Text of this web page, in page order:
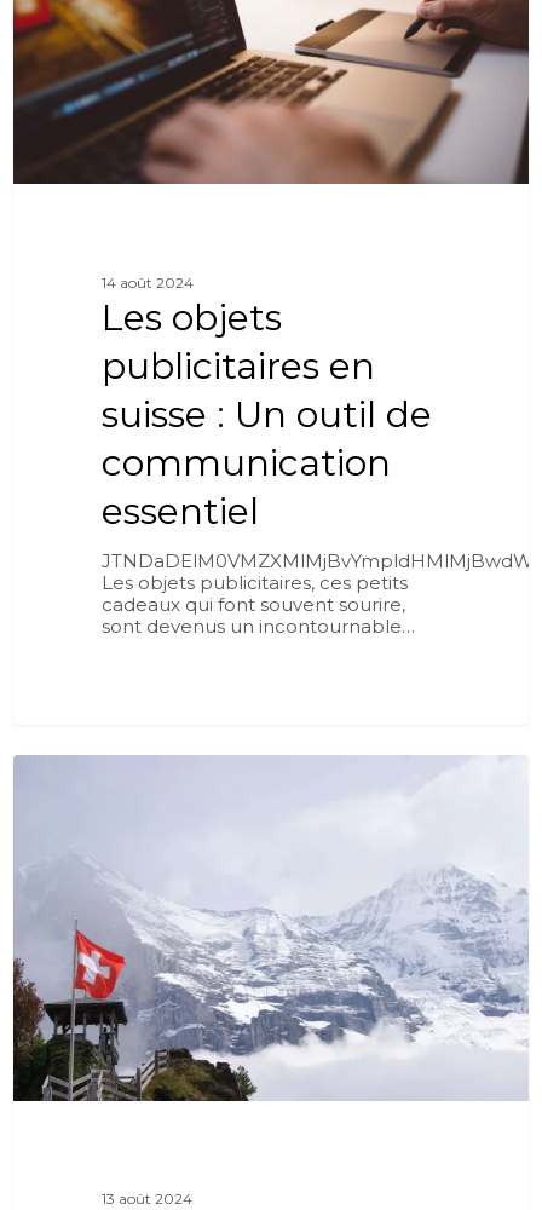
14 août 2024
Les objets
publicitaires en
suisse : Un outil de
communication
essentiel
Les objets publicitaires, ces petits
cadeaux qui font souvent sourire,
sont devenus un incontournable…
13 août 2024